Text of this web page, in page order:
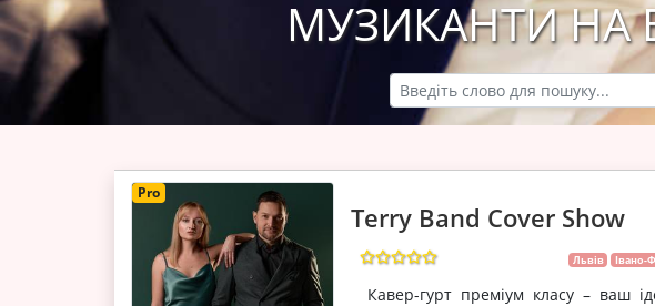
МУЗИКАНТИ НА
Pro
Terry Band Cover Show
Львів Івано-
Кавер-гурт преміум класу – ваш